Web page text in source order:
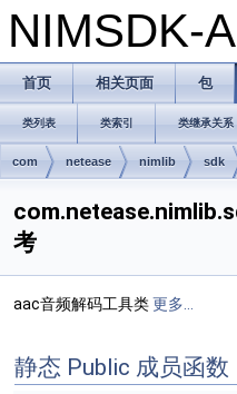
NIMSDK-
首页 相关页面 包
类列表 类索引 类继承关系
com netease nimlib sdk
考
aac音频解码工具类更多...
静态 Public 成员函数